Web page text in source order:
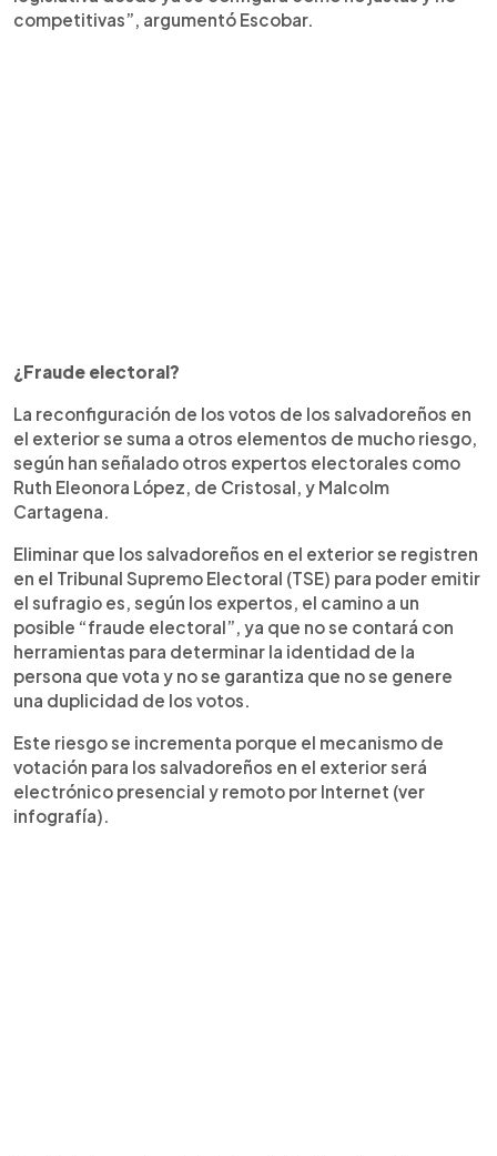
competitivas”, argumentó Escobar.
¿Fraude electoral?
La reconfiguración de los votos de los salvadoreños en
el exterior se suma a otros elementos de mucho riesgo,
según han señalado otros expertos electorales como
Ruth Eleonora López, de Cristosal, y Malcolm
Cartagena.
Eliminar que los salvadoreños en el exterior se registren
en el Tribunal Supremo Electoral (TSE) para poder emitir
el sufragio es, según los expertos, el camino a un
posible “fraude electoral”, ya que no se contará con
herramientas para determinar la identidad de la
persona que vota y no se garantiza que no se genere
una duplicidad de los votos.
Este riesgo se incrementa porque el mecanismo de
votación para los salvadoreños en el exterior será
electrónico presencial y remoto por Internet (ver
infografía).